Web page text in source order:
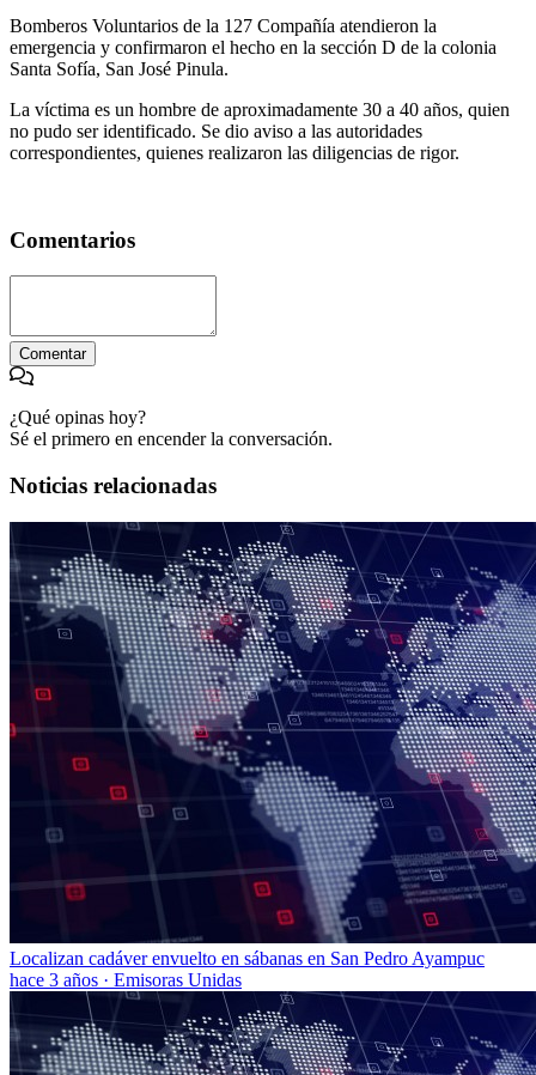
Bomberos Voluntarios de la 127 Compañía atendieron la
emergencia y confirmaron el hecho en la sección D de la colonia
Santa Sofía, San José Pinula.
La víctima es un hombre de aproximadamente 30 a 40 años, quien
no pudo ser identificado. Se dio aviso a las autoridades
correspondientes, quienes realizaron las diligencias de rigor.
Comentarios
Comentar
¿Qué opinas hoy?
Sé el primero en encender la conversación.
Noticias relacionadas
Localizan cadáver envuelto en sábanas en San Pedro Ayampuc
hace 3 años · Emisoras Unidas